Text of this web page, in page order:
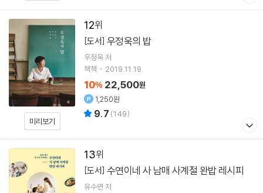
12
미리보기
[도서] 우정욱의 밥
우정욱저
책책
2019.11.19.
10% 22,500원
1,250원
9.7 (149)
13
[도서] 수연이네 사 남매 사계절 완밥 레시피
유수연 저